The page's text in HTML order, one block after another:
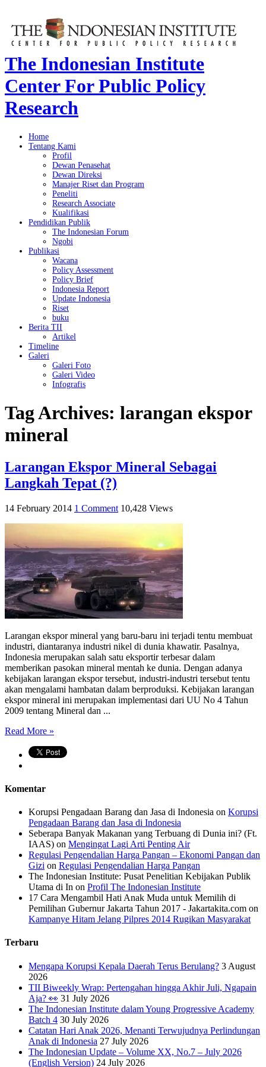
The Indonesian Institute
Center For Public Policy
Research
Home
Tentang Kami
Profil
Dewan Penasehat
Dewan Direksi
Manajer Riset dan Program
Peneliti
Research Associate
Kualifikasi
Pendidikan Publik
The Indonesian Forum
Ngobi
Publikasi
Wacana
Policy Assessment
Policy Brief
Indonesia Report
Update Indonesia
Riset
buku
Berita TII
Artikel
Timeline
Galeri
Galeri Foto
Galeri Video
Infografis
Tag Archives: larangan ekspor
mineral
Larangan Ekspor Mineral Sebagai
Langkah Tepat (?)
14 February 2014 1 Comment 10,428 Views
Larangan ekspor mineral yang baru-baru ini terjadi tentu membuat
industri, diantaranya industri nikel di dunia khawatir. Pasalnya,
Indonesia merupakan salah satu eksportir terbesar dalam
memberikan pasokan mineral mentah ke dunia. Dengan adanya
kebijakan larangan ekspor tersebut, industri-industri tersebut tentu
akan mengalami hambatan dalam berproduksi. Kebijakan larangan
ekspor mineral ini merupakan implementasi dari UU No 4 Tahun
2009 tentang Mineral dan ...
Read More »
Komentar
Korupsi Pengadaan Barang dan Jasa di Indonesia on Korupsi
Pengadaan Barang dan Jasa di Indonesia
Seberapa Banyak Makanan yang Terbuang di Dunia ini? (Ft.
IAAS) on Mengingat Lagi Arti Penting Air
Regulasi Pengendalian Harga Pangan – Ekonomi Pangan dan
Gizi on Regulasi Pengendalian Harga Pangan
The Indonesian Institute: Pusat Penelitian Kebijakan Publik
Utama di In on Profil The Indonesian Institute
17 Cara Mengambil Hati Anak Muda untuk Memilih di
Pemilihan Gubernur Jakarta Tahun 2017 - Jakartakita.com on
Kampanye Hitam Jelang Pilpres 2014 Rugikan Masyarakat
Terbaru
Mengapa Korupsi Kepala Daerah Terus Berulang? 3 August
2026
TII Biweekly Wrap: Pertengahan hingga Akhir Juli, Ngapain
Aja? 👀 31 July 2026
The Indonesian Institute dalam Young Progressive Academy
Batch 4 30 July 2026
Catatan Hari Anak 2026, Menanti Terwujudnya Perlindungan
Anak di Indonesia 27 July 2026
The Indonesian Update – Volume XX, No.7 – July 2026
(English Version) 24 July 2026